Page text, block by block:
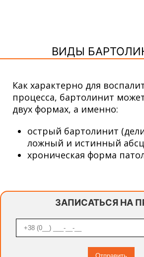
ВИДЫ
Как характерно для
процесса, бартолинит
двух формах, а именно:
острый бартолинит
ложный и истинный
хроническая форма
ЗАПИСАТЬСЯ НА